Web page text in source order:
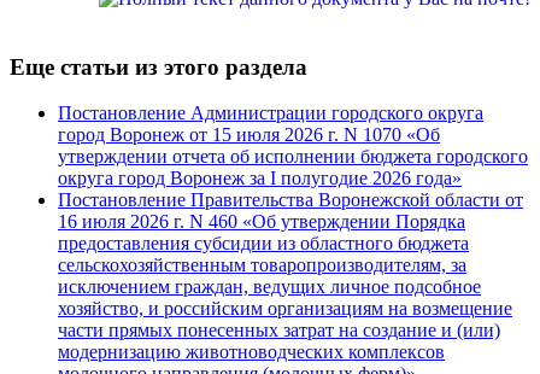
Еще статьи из этого раздела
Постановление Администрации городского округа
город Воронеж от 15 июля 2026 г. N 1070 «Об
утверждении отчета об исполнении бюджета городского
округа город Воронеж за I полугодие 2026 года»
Постановление Правительства Воронежской области от
16 июля 2026 г. N 460 «Об утверждении Порядка
предоставления субсидии из областного бюджета
сельскохозяйственным товаропроизводителям, за
исключением граждан, ведущих личное подсобное
хозяйство, и российским организациям на возмещение
части прямых понесенных затрат на создание и (или)
модернизацию животноводческих комплексов